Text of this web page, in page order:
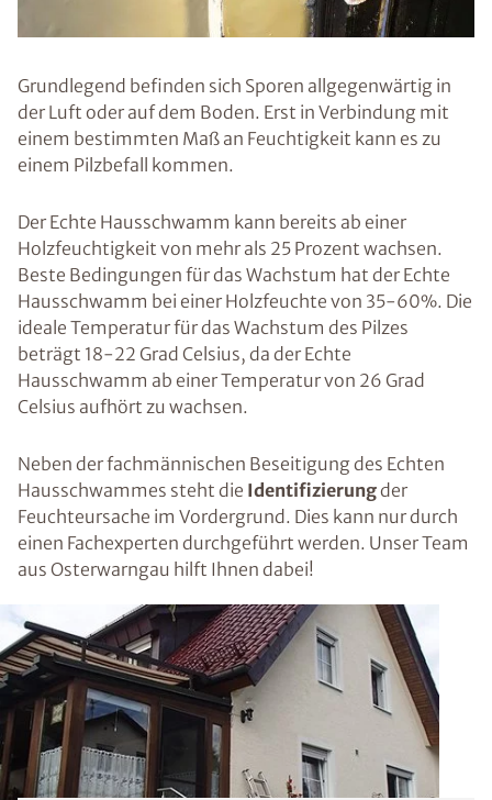
Grundlegend befinden sich Sporen allgegenwärtig in
der Luft oder auf dem Boden. Erst in Verbindung mit
einem bestimmten Maß an Feuchtigkeit kann es zu
einem Pilzbefall kommen.
Der Echte Hausschwamm kann bereits ab einer
Holzfeuchtigkeit von mehr als 25 Prozent wachsen.
Beste Bedingungen für das Wachstum hat der Echte
Hausschwamm bei einer Holzfeuchte von 35-60%. Die
ideale Temperatur für das Wachstum des Pilzes
beträgt 18-22 Grad Celsius, da der Echte
Hausschwamm ab einer Temperatur von 26 Grad
Celsius aufhört zu wachsen.
Neben der fachmännischen Beseitigung des Echten
Hausschwammes steht die Identifizierungder
Feuchteursache im Vordergrund. Dies kann nur durch
einen Fachexperten durchgeführt werden. Unser Team
aus Osterwarngau hilft Ihnen dabei!